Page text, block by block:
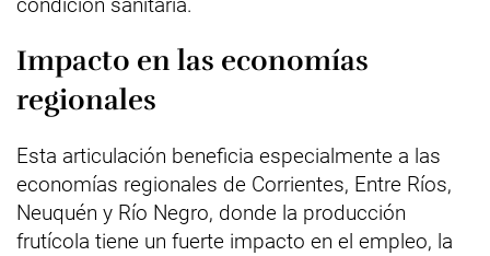
Impacto en las economías
regionales
Esta articulación beneficia especialmente a las
economías regionales de Corrientes, Entre Ríos,
Neuquén y Río Negro, donde la producción
frutícola tiene un fuerte impacto en el empleo, la